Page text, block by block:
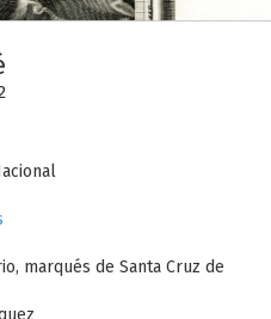
marqués de Santa Cruz de